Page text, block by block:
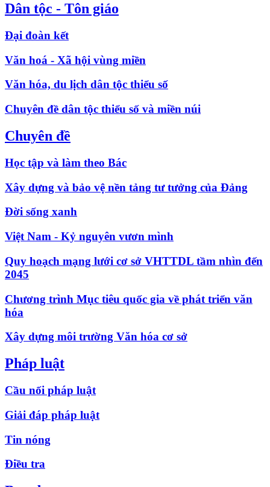
Dân tộc - Tôn giáo
Đại đoàn kết
Văn hoá - Xã hội vùng miền
Văn hóa, du lịch dân tộc thiểu số
Chuyên đề dân tộc thiểu số và miền núi
Chuyên đề
Học tập và làm theo Bác
Xây dựng và bảo vệ nền tảng tư tưởng của Đảng
Đời sống xanh
Việt Nam - Kỷ nguyên vươn mình
Quy hoạch mạng lưới cơ sở VHTTDL tầm nhìn đến
2045
Chương trình Mục tiêu quốc gia về phát triển văn
hóa
Xây dựng môi trường Văn hóa cơ sở
Pháp luật
Cầu nối pháp luật
Giải đáp pháp luật
Tin nóng
Điều tra